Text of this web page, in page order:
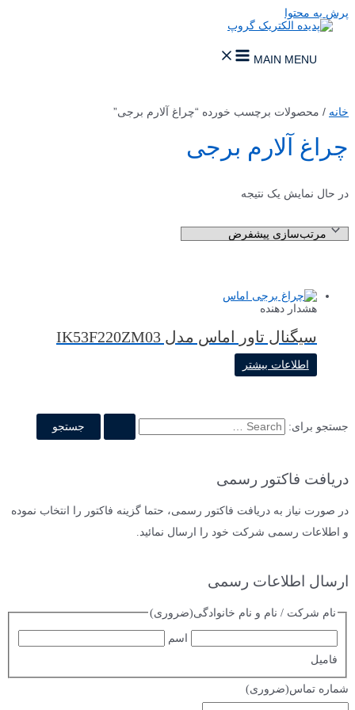
پرش به محتوا
MAIN MENU
جستجو برای:
دریافت فاکتور رسمی
در صورت نیاز به دریافت فاکتور رسمی، حتما گزینه فاکتور را انتخاب نموده
و اطلاعات رسمی شرکت خود را ارسال نمائید.
ارسال اطلاعات رسمی
نام شرکت / نام و نام خانوادگی(ضروری)
اسم
فامیل
شماره تماس(ضروری)
خانه / محصولات برچسب خورده “چراغ آلارم برجی”
چراغ آلارم برجی
در حال نمایش یک نتیجه
هشدار دهنده
سیگنال تاور اماس مدل IK53F220ZM03
اطلاعات بیشتر